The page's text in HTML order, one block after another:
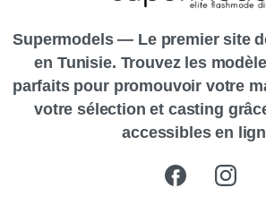
Supermodels — Le premier site
en Tunisie. Trouvez les
parfaits pour promouvoir votre
votre sélection et casting
accessibles en